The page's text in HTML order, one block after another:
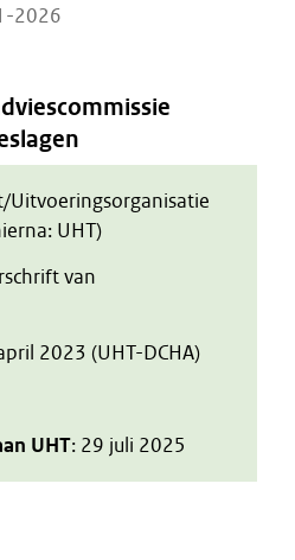
2026
Uitvoeringsorganisatie
UHT)
van
2023 (UHT-DCHA)
UHT: 29 juli 2025